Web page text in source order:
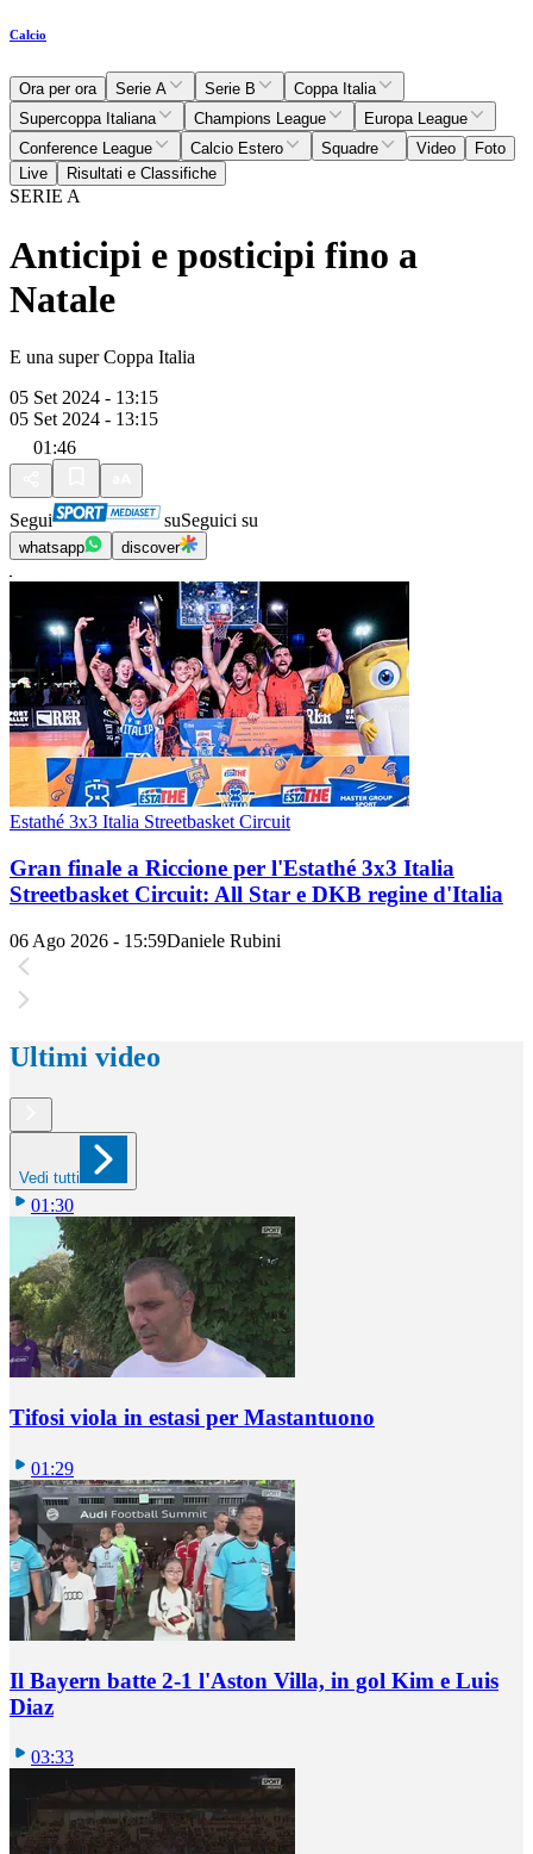
Calcio
Ora per ora Serie A Serie B
Coppa Italia
Supercoppa Italiana
Champions League
Europa League
Conference League
Calcio Estero Squadre Video
Foto
Live
Risultati e Classifiche
SERIE A
Anticipi e posticipi fino a
Natale
E una super Coppa Italia
05 Set 2024 - 13:15
05 Set 2024 - 13:15
01:46
Segui suSeguici su
whatsapp discover
Estathé 3x3 Italia Streetbasket Circuit
Gran finale a Riccione per l'Estathé 3x3 Italia
Streetbasket Circuit: All Star e DKB regine d'Italia
06 Ago 2026 - 15:59Daniele Rubini
Ultimi video
Vedi tutti
01:30
Tifosi viola in estasi per Mastantuono
01:29
Il Bayern batte 2-1 l'Aston Villa, in gol Kim e Luis
Diaz
03:33